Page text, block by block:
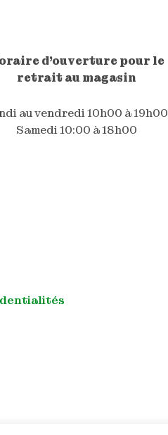
d'ouverture pour le
retrait au magasin
au vendredi 10h00 à 19h00
Samedi 10:00 à 18h00